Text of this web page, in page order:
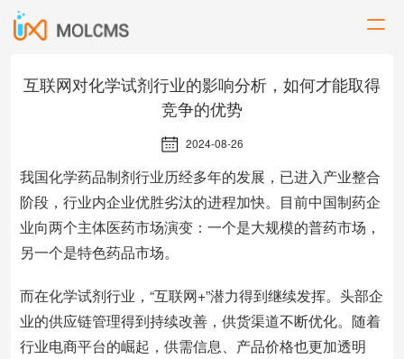
互联网对化学试剂行业的影响分析，如何才能取得
竞争的优势
2024-08-26
我国化学药品制剂行业历经多年的发展，已进入产业整合
阶段，行业内企业优胜劣汰的进程加快。目前中国制药企
业向两个主体医药市场演变：一个是大规模的普药市场，
另一个是特色药品市场。
而在化学试剂行业，“互联网+”潜力得到继续发挥。头部企
业的供应链管理得到持续改善，供货渠道不断优化。随着
行业电商平台的崛起，供需信息、产品价格也更加透明